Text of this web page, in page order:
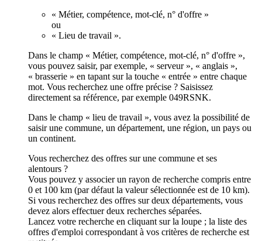
« Métier, compétence, mot-clé, n° d'offre »
ou
« Lieu de travail ».
Dans le champ « Métier, compétence, mot-clé, n° d'offre »,
vous pouvez saisir, par exemple, « serveur », « anglais »,
« brasserie » en tapant sur la touche « entrée » entre chaque
mot. Vous recherchez une offre précise ? Saisissez
directement sa référence, par exemple 049RSNK.
Dans le champ « lieu de travail », vous avez la possibilité de
saisir une commune, un département, une région, un pays ou
un continent.
Vous recherchez des offres sur une commune et ses
alentours ?
Vous pouvez y associer un rayon de recherche compris entre
0 et 100 km (par défaut la valeur sélectionnée est de 10 km).
Si vous recherchez des offres sur deux départements, vous
devez alors effectuer deux recherches séparées.
Lancez votre recherche en cliquant sur la loupe ; la liste des
offres d'emploi correspondant à vos critères de recherche est